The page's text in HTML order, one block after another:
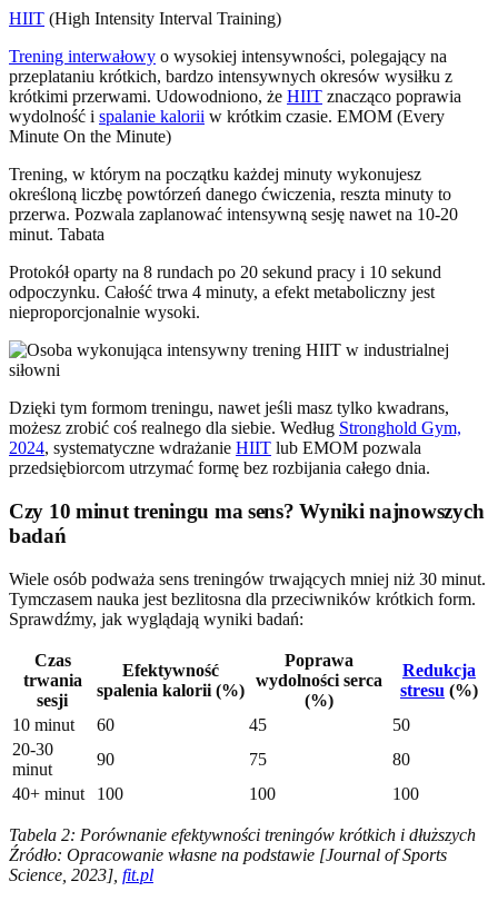
HIIT (High Intensity Interval Training)
Trening interwałowy o wysokiej intensywności, polegający na
przeplataniu krótkich, bardzo intensywnych okresów wysiłku z
krótkimi przerwami. Udowodniono, że HIIT znacząco poprawia
wydolność i spalanie kalorii w krótkim czasie. EMOM (Every
Minute On the Minute)
Trening, w którym na początku każdej minuty wykonujesz
określoną liczbę powtórzeń danego ćwiczenia, reszta minuty to
przerwa. Pozwala zaplanować intensywną sesję nawet na 10-20
minut. Tabata
Protokół oparty na 8 rundach po 20 sekund pracy i 10 sekund
odpoczynku. Całość trwa 4 minuty, a efekt metaboliczny jest
nieproporcjonalnie wysoki.
Dzięki tym formom treningu, nawet jeśli masz tylko kwadrans,
możesz zrobić coś realnego dla siebie. Według Stronghold Gym,
2024, systematyczne wdrażanie HIIT lub EMOM pozwala
przedsiębiorcom utrzymać formę bez rozbijania całego dnia.
Czy 10 minut treningu ma sens? Wyniki najnowszych
badań
Wiele osób podważa sens treningów trwających mniej niż 30 minut.
Tymczasem nauka jest bezlitosna dla przeciwników krótkich form.
Sprawdźmy, jak wyglądają wyniki badań:
Czas
trwania
sesji
Efektywność
spalenia kalorii (%)
Poprawa
wydolności serca
(%)
Redukcja
stresu (%)
10 minut
60 45
50
20-30
minut
90 75
80
40+ minut
100 100 100
Tabela 2: Porównanie efektywności treningów krótkich i dłuższych
Źródło: Opracowanie własne na podstawie [Journal of Sports
Science, 2023], fit.pl